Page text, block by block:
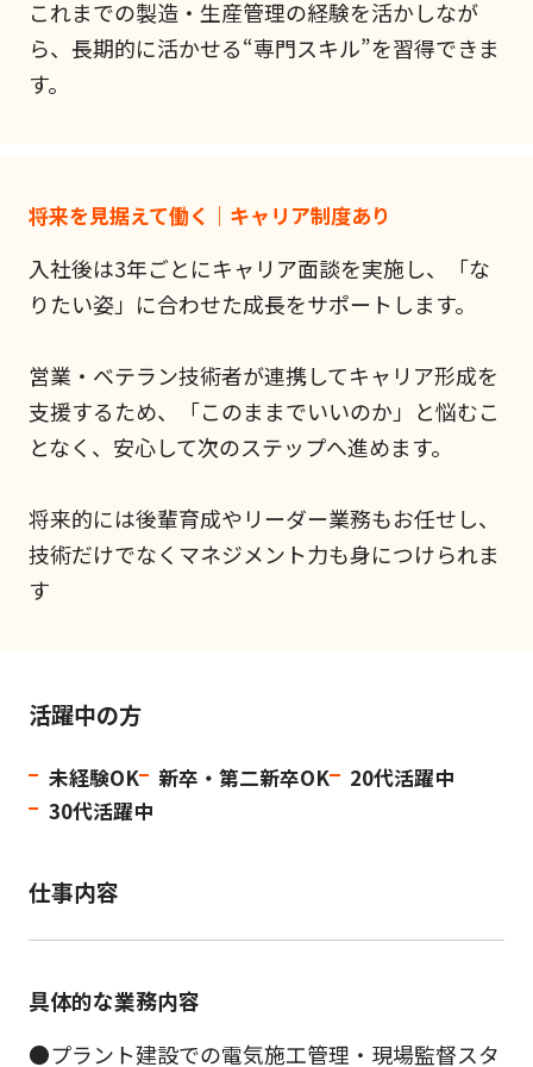
これまでの製造・生産管理の経験を活かしなが
ら、長期的に活かせる“専門スキル”を習得できま
す。
将来を見据えて働く｜キャリア制度あり
入社後は3年ごとにキャリア面談を実施し、「な
りたい姿」に合わせた成長をサポートします。
営業・ベテラン技術者が連携してキャリア形成を
支援するため、「このままでいいのか」と悩むこ
となく、安心して次のステップへ進めます。
将来的には後輩育成やリーダー業務もお任せし、
技術だけでなくマネジメント力も身につけられま
す
活躍中の方
未経験OK 新卒・第二新卒OK
20代活躍中
30代活躍中
仕事内容
具体的な業務内容
●プラント建設での電気施工管理・現場監督スタ